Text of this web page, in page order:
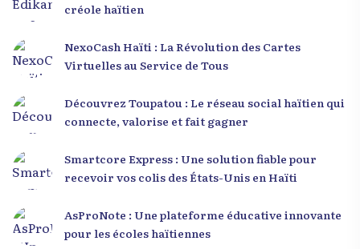
créole haïtien
NexoCash Haïti : La Révolution des Cartes
Virtuelles au Service de Tous
Découvrez Toupatou : Le réseau social haïtien qui
connecte, valorise et fait gagner
Smartcore Express : Une solution fiable pour
recevoir vos colis des États-Unis en Haïti
AsProNote : Une plateforme éducative innovante
pour les écoles haïtiennes